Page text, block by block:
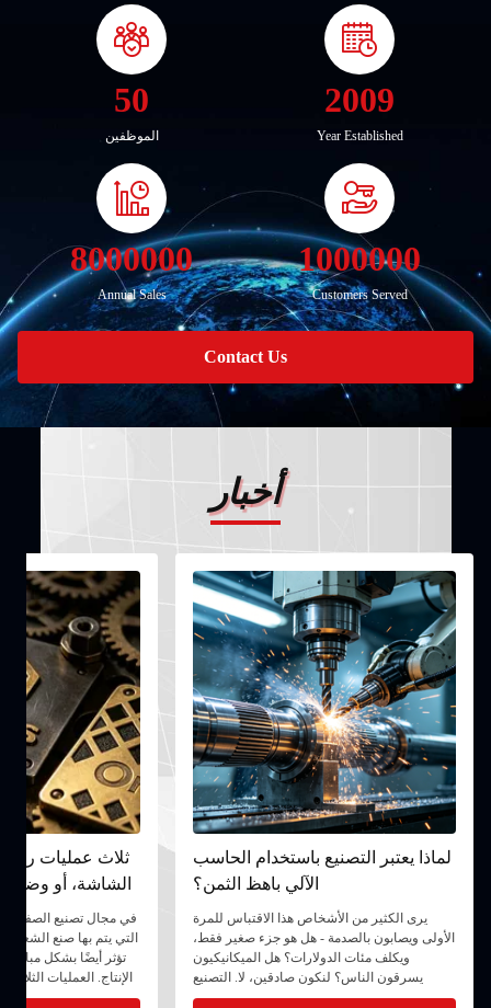
2009
Year Established
50
الموظفين
1000000
Customers Served
8000000
Annual Sales
Contact Us
أخبار
لماذا يعتبر التصنيع باستخدام الحاسب
الآلي باهظ الثمن؟
يرى الكثير من الأشخاص هذا الاقتباس للمرة
الأولى ويصابون بالصدمة - هل هو جزء صغير فقط،
ويكلف مئات الدولارات؟ هل الميكانيكيون
يسرقون الناس؟ لنكون صادقين، لا. التصنيع
باستخدام الحاسب الآلي باهظ الثمن لأن العديد
ثلاث عمليات
الشاشة، أو وضع
في مجال تصنيع الصفائح
التي يتم بها صنع
تؤثر أيضًا بشكل مباشر
الإنتاج. العمليات
طباعة الشاشة، ووضع